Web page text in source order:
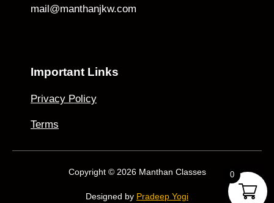
mail@manthanjkw.com
Important Links
Privacy Policy
Terms
Copyright © 2026 Manthan Classes
Designed by Pradeep Yogi
0